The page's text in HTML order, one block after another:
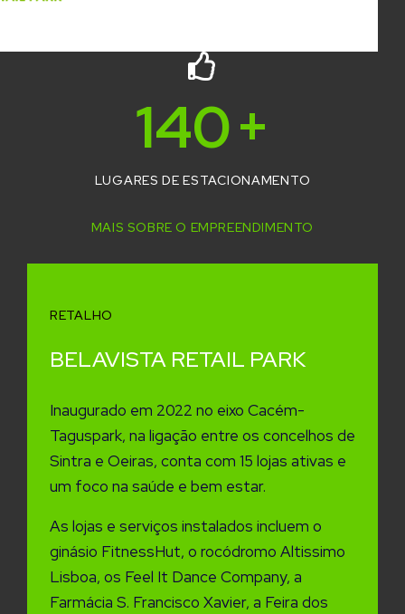
140+
LUGARES DE ESTACIONAMENTO
MAIS SOBRE O EMPREENDIMENTO
RETALHO
BELAVISTA RETAIL PARK
Inaugurado em 2022 no eixo Cacém-
Taguspark, na ligação entre os concelhos de
Sintra e Oeiras, conta com 15 lojas ativas e
um foco na saúde e bem estar.
As lojas e serviços instalados incluem o
ginásio FitnessHut, o rocódromo Altissimo
Lisboa, os Feel It Dance Company, a
Farmácia S. Francisco Xavier, a Feira dos